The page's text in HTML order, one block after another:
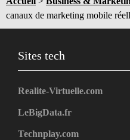
canaux de marketing mobile
Sites tech
Realite-Virtuelle.com
LeBigData.fr
Technplay.com